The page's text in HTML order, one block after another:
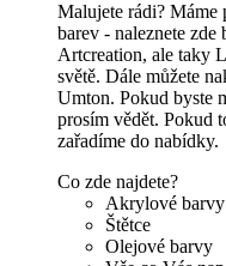
Malujete rádi?
barev - naleznete zde
Artcreation, ale taky
světě. Dále můžete
Umton. Pokud byste
prosím vědět. Pokud
zařadíme do nabídky.
Co zde najdete?
Akrylové barvy
Štětce
Olejové barvy